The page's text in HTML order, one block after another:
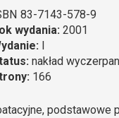
83-7143-578-9
wydania:2001
I
nakład
166
podstawowe